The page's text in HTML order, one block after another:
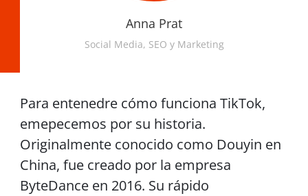
Anna Prat
Social Media, SEO y Marketing
Para entenedre cómo funciona TikTok,
emepecemos por su historia.
Originalmente conocido como Douyin en
China, fue creado por la empresa
ByteDance en 2016. Su rápido